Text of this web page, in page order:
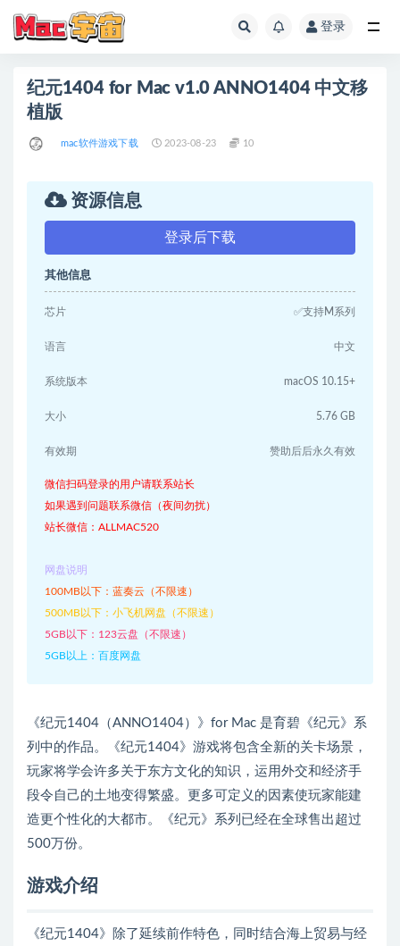
登录
纪元1404 for Mac v1.0 ANNO1404 中文移
植版
mac软件游戏下载 2023-08-23 10
资源信息
登录后下载
其他信息
芯片 ✅支持M系列
语言 中文
系统版本 macOS 10.15+
大小 5.76 GB
有效期 赞助后后永久有效
微信扫码登录的用户请联系站长
如果遇到问题联系微信（夜间勿扰）
站长微信：ALLMAC520
网盘说明
100MB以下：蓝奏云（不限速）
500MB以下：小飞机网盘（不限速）
5GB以下：123云盘（不限速）
5GB以上：百度网盘
《纪元1404（ANNO1404）》for Mac 是育碧《纪元》系
列中的作品。《纪元1404》游戏将包含全新的关卡场景，
玩家将学会许多关于东方文化的知识，运用外交和经济手
段令自己的土地变得繁盛。更多可定义的因素使玩家能建
造更个性化的大都市。《纪元》系列已经在全球售出超过
500万份。
游戏介绍
《纪元1404》除了延续前作特色，同时结合海上贸易与经